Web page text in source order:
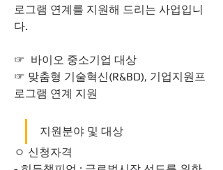
로그램 연계를 지원해 드리는 사업입니
다.
☞  바이오 중소기업 대상
☞ 맞춤형 기술혁신(R&BD), 기업지원프
로그램 연계 지원
지원분야 및 대상
ㅇ 신청자격